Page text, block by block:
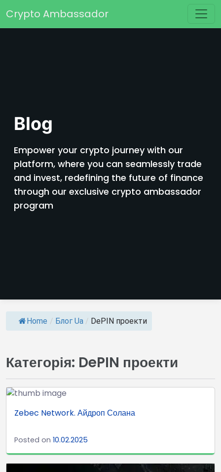
Main Navigation
Crypto Ambassador
Blog
Empower your crypto journey with our
platform, where you can seamlessly trade
and invest, redefining the future of finance
through our exclusive crypto ambassador
program
Home / Блог Ua / DePIN проекти
Категорія: DePIN проекти
Zebec Network. Айдроп Солана
Posted on 10.02.2025